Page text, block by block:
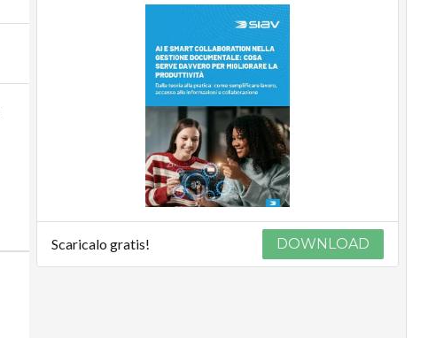
Scaricalo gratis! DOWNLOAD